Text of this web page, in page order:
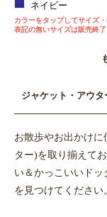
ネイビー
カラーをタップしてサイズ
表記の無いサイズは販売終了
ジャケット・アウタ
お散歩やお出かけ
ター)を取り揃えて
い＆かっこいいド
を見つけてください。